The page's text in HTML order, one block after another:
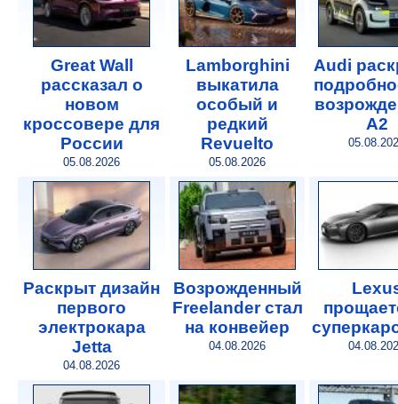
Great Wall
рассказал о
новом
кроссовере для
России
05.08.2026
Lamborghini
выкатила
особый и
редкий
Revuelto
05.08.2026
Audi
A2
Раскрыт дизайн
первого
электрокара
Jetta
04.08.2026
Возрожденный
Freelander стал
на конвейер
04.08.2026